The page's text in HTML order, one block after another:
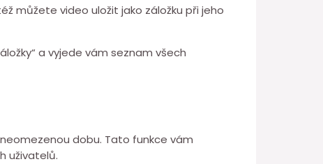
můžete video uložit jako záložku při jeho
a vyjede vám seznam všech
dobu. Tato funkce vám
uživatelů.